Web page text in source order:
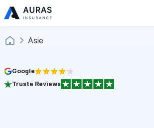
Asie
Google
Truste Reviews